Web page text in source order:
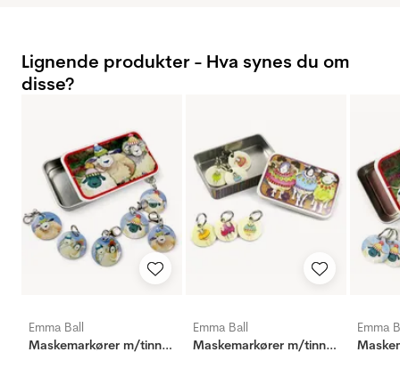
Lignende produkter - Hva synes du om
disse?
Emma Ball
Maskemarkører m/tinnboks - Sauer med lue
Emma Ball
Maskemarkører m/tinnboks - Sauer med genser
Emma